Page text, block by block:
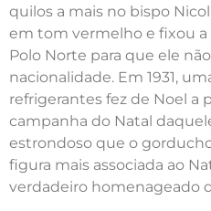
quilos a mais no bispo
em tom vermelho e fixou
Polo Norte para que ele
nacionalidade. Em 1931,
refrigerantes fez de Noel a
campanha do Natal
estrondoso que o
figura mais associada ao
verdadeiro homenageado